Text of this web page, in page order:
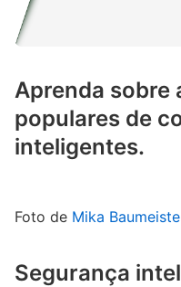
Aprenda sobre
populares de
inteligentes.
Foto de Mika
Segurança